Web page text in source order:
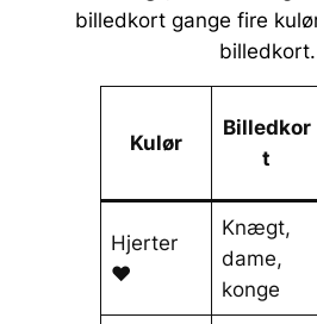
billedkort gange fire
billedkort.
Kulør
Billedkor
t
Hjerter
♥
Knægt,
dame,
konge